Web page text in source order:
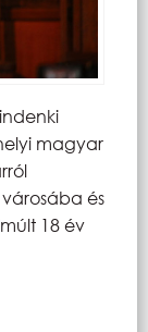
magyar
és
18 év